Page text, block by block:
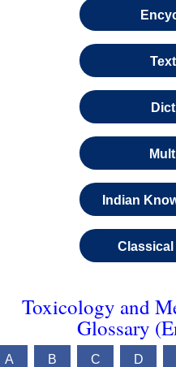
Indian
Toxicology and
Glossary
A B C D